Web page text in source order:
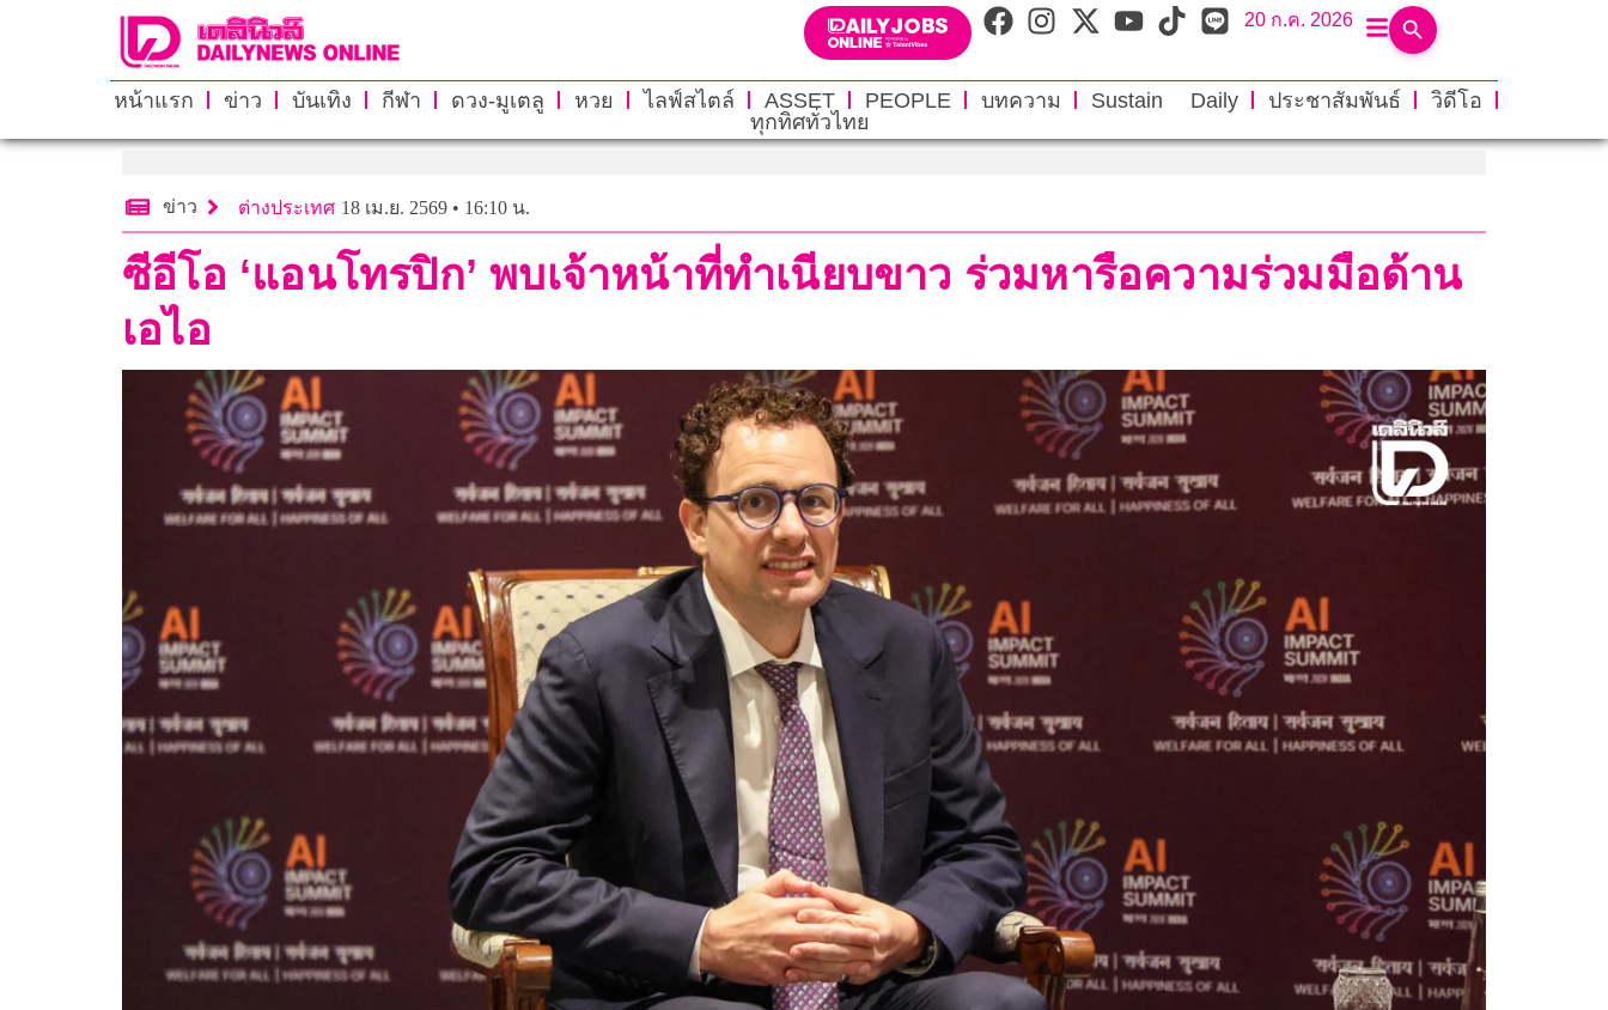
20 ก.ค. 2026
หน้าแรก ข่าว บันเทิง กีฬา ดวง-มูเตลู หวย ไลฟ์สไตล์ ASSET PEOPLE บทความ Sustain Daily ประชาสัมพันธ์
วิดีโอ
ทุกทิศทั่วไทย
ข่าว ต่างประเทศ 18 เม.ย. 2569 • 16:10 น.
ซีอีโอ ‘แอนโทรปิก’ พบเจ้าหน้าที่ทำเนียบขาว ร่วมหารือความร่วมมือด้าน
เอไอ